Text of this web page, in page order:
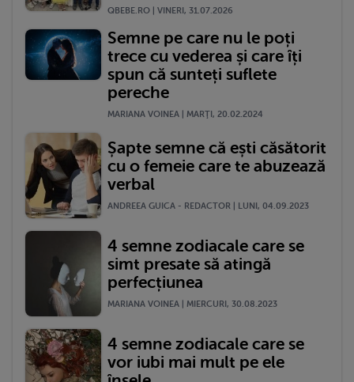
QBEBE.RO | VINERI, 31.07.2026
Semne pe care nu le poți
trece cu vederea și care îți
spun că sunteți suflete
pereche
MARIANA VOINEA | MARŢI, 20.02.2024
Șapte semne că ești căsătorit
cu o femeie care te abuzează
verbal
ANDREEA GUICA - REDACTOR | LUNI, 04.09.2023
4 semne zodiacale care se
simt presate să atingă
perfecțiunea
MARIANA VOINEA | MIERCURI, 30.08.2023
4 semne zodiacale care se
vor iubi mai mult pe ele